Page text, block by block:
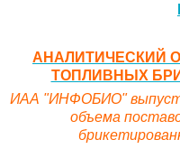
АНАЛИТИЧЕСКИЙ
ТОПЛИВНЫХ
ИАА "ИНФОБИО"
объема